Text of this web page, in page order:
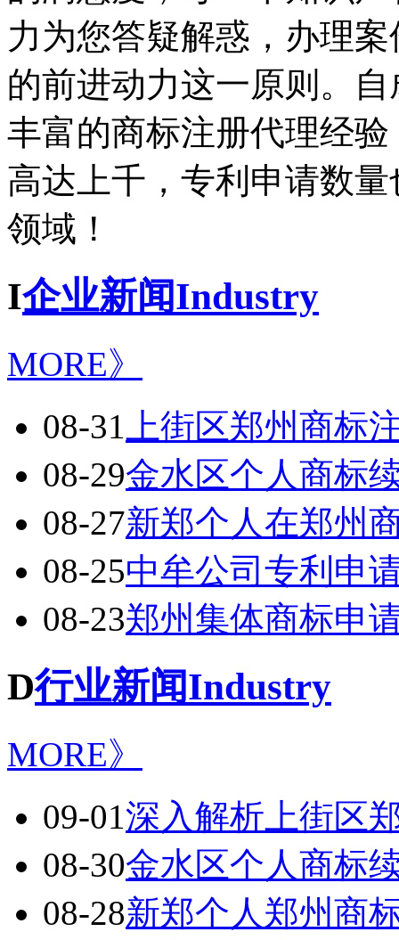
力为您答疑解惑，办理
的前进动力这一原则。
丰富的商标注册代理经
高达上千，专利申请数
领域！
I企业新闻Industry
MORE》
08-31 上街区郑州商标
08-29金水区个人商标
08-27新郑个人在郑州
08-25中牟公司专利申
08-23郑州集体商标申
D行业新闻Industry
MORE》
09-01深入解析上街区
08-30金水区个人商标
08-28新郑个人郑州商